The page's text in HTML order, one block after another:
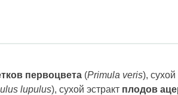
первоцвета (Primula veris), сухой
lupulus), сухой эстракт плодов